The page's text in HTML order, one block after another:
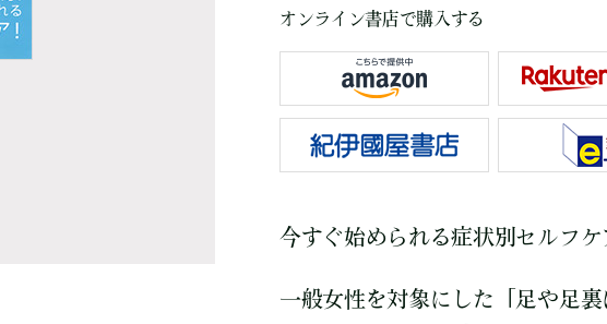
オンライン書店で購入する
今すぐ始められる症状別セルフケ
一般女性を対象にした「足や足